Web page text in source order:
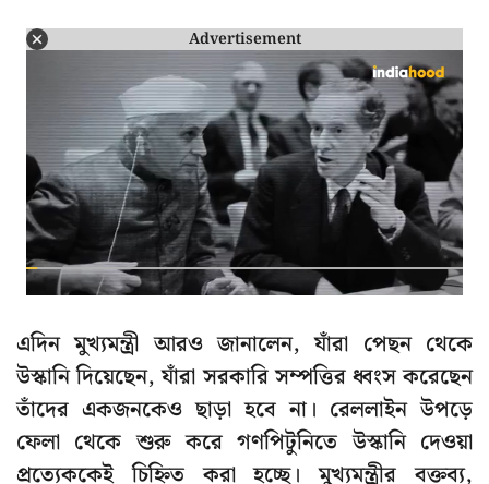
Advertisement
এদিন মুখ্যমন্ত্রী আরও জানালেন, যাঁরা পেছন থেকে
উস্কানি দিয়েছেন, যাঁরা সরকারি সম্পত্তির ধ্বংস করেছেন
তাঁদের একজনকেও ছাড়া হবে না। রেললাইন উপড়ে
ফেলা থেকে শুরু করে গণপিটুনিতে উস্কানি দেওয়া
প্রত্যেককেই চিহ্নিত করা হচ্ছে। মুখ্যমন্ত্রীর বক্তব্য,